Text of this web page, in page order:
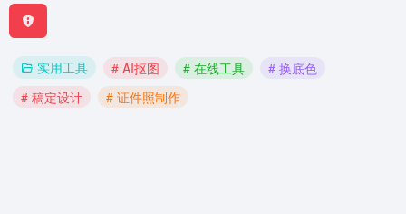
实用工具 # AI抠图 # 在线工具
# 换底色
# 稿定设计
# 证件照制作